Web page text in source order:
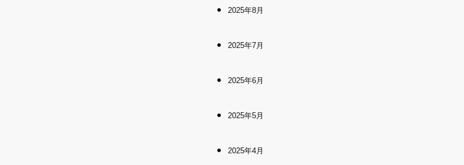
2025年8月
2025年7月
2025年6月
2025年5月
2025年4月